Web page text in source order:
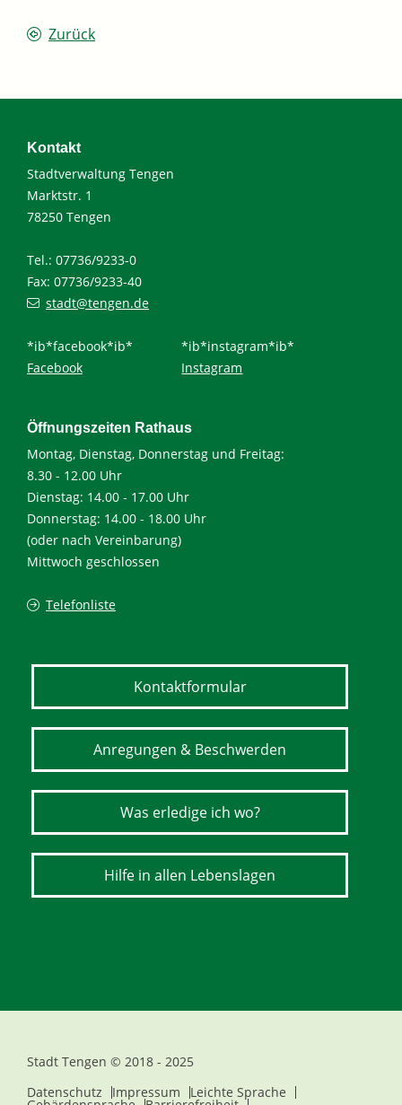
Zurück
Kontakt
Stadtverwaltung Tengen
Marktstr. 1
78250 Tengen
Tel.: 07736/9233-0
Fax: 07736/9233-40
stadt@tengen.de
*ib*facebook*ib*
Facebook
*ib*instagram*ib*
Instagram
Öffnungszeiten Rathaus
Montag, Dienstag, Donnerstag und Freitag:
8.30 - 12.00 Uhr
Dienstag: 14.00 - 17.00 Uhr
Donnerstag: 14.00 - 18.00 Uhr
(oder nach Vereinbarung)
Mittwoch geschlossen
Telefonliste
Kontaktformular
Anregungen & Beschwerden
Was erledige ich wo?
Hilfe in allen Lebenslagen
Stadt Tengen © 2018 - 2025
Datenschutz
Impressum Leichte Sprache